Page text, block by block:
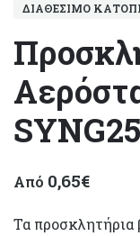
ΔΙΑΘΈΣΙΜΟ
SYNG25
Από 0,65€
Τα